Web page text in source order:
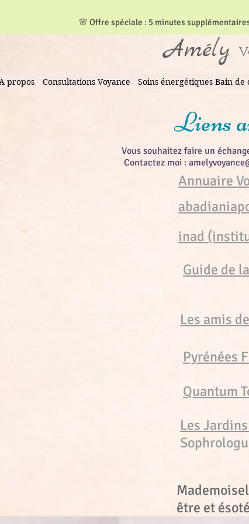
​🌸 Offre spéciale : 5 minutes
Amély
A propos Consultations Voyance Soins énergétiques Bain de
Liens
Vous souhaitez faire un
Contactez moi :
Annuaire
inad
Guide de
Les amis
Pyrénées
Quantum
Les
être et